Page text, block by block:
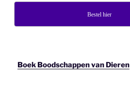
Bestel hier
Boek Boodschappen van Dieren